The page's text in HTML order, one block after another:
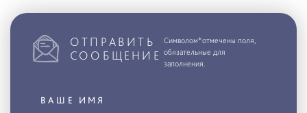
ОТПРАВИТЬ
СООБЩЕНИЕ
Символом*отмечены поля,
обязательные для
заполнения.